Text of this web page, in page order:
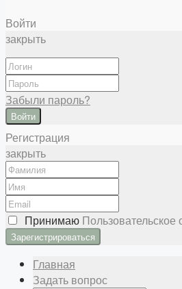
Войти
закрыть
Забыли пароль?
Войти
Регистрация
закрыть
Принимаю Пользовательское
Главная
Задать вопрос